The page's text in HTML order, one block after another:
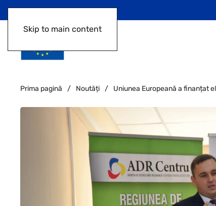
Skip to main content
Prima pagină Noutăți Uniunea Europeană a finanțat